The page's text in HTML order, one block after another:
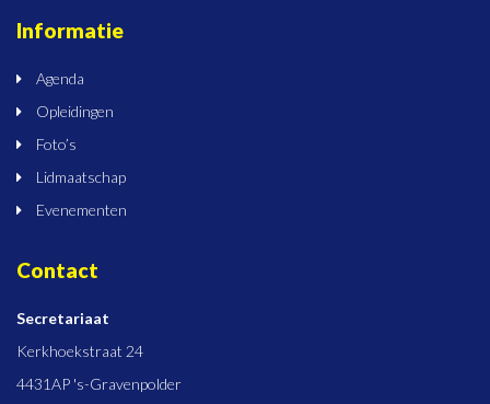
Informatie
Agenda
Opleidingen
Foto’s
Lidmaatschap
Evenementen
Contact
Secretariaat
Kerkhoekstraat 24
4431AP 's-Gravenpolder